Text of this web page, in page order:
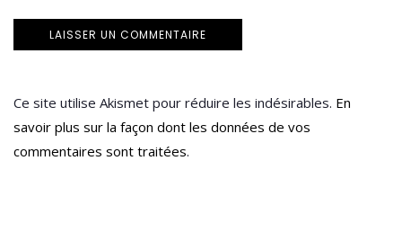
Ce site utilise Akismet pour réduire les indésirables. En
savoir plus sur la façon dont les données de vos
commentaires sont traitées.